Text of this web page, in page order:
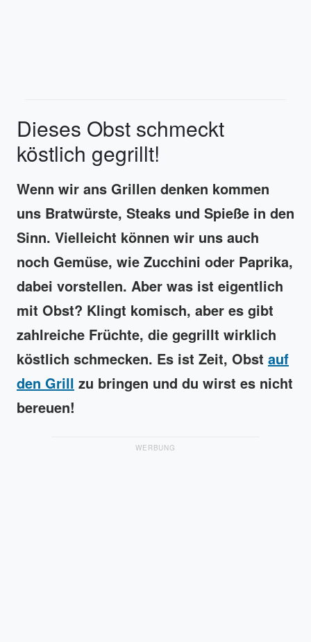
Dieses Obst schmeckt
köstlich gegrillt!
Wenn wir ans Grillen denken kommen
uns Bratwürste, Steaks und Spieße in den
Sinn. Vielleicht können wir uns auch
noch Gemüse, wie Zucchini oder Paprika,
dabei vorstellen. Aber was ist eigentlich
mit Obst? Klingt komisch, aber es gibt
zahlreiche Früchte, die gegrillt wirklich
köstlich schmecken. Es ist Zeit, Obst auf
den Grill zu bringen und du wirst es nicht
bereuen!
WERBUNG